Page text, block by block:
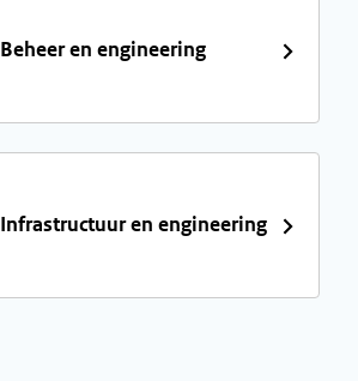
Beheer en engineering
Infrastructuur en engineering